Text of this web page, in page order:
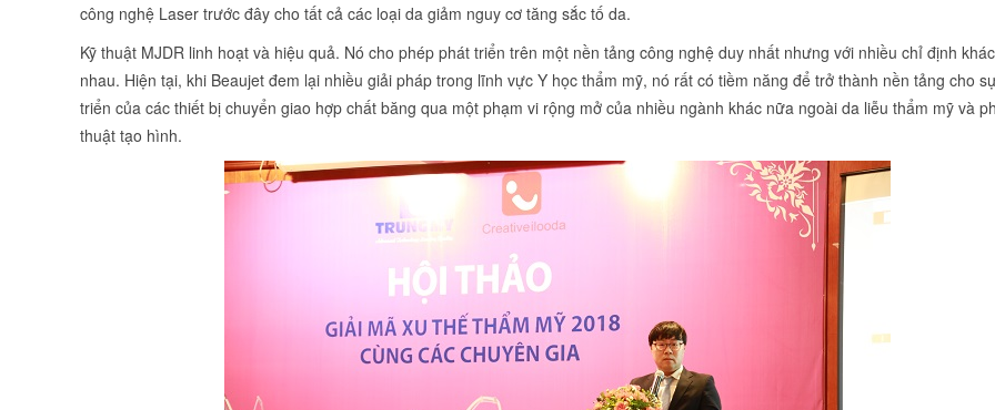
công nghệ Laser trước đây cho tất cả các loại da giảm nguy cơ tăng sắc tố da.
Kỹ thuật MJDR linh hoạt và hiệu quả. Nó cho phép phát triển trên một nền tảng công nghệ duy nhất nhưng với nhiều chỉ định khác
nhau. Hiện tại, khi Beaujet đem lại nhiều giải pháp trong lĩnh vực Y học thẩm mỹ, nó rất có tiềm năng để trở thành nền tảng cho
triển của các thiết bị chuyển giao hợp chất băng qua một phạm vi rộng mở của nhiều ngành khác nữa ngoài da liễu thẩm mỹ và
thuật tạo hình.